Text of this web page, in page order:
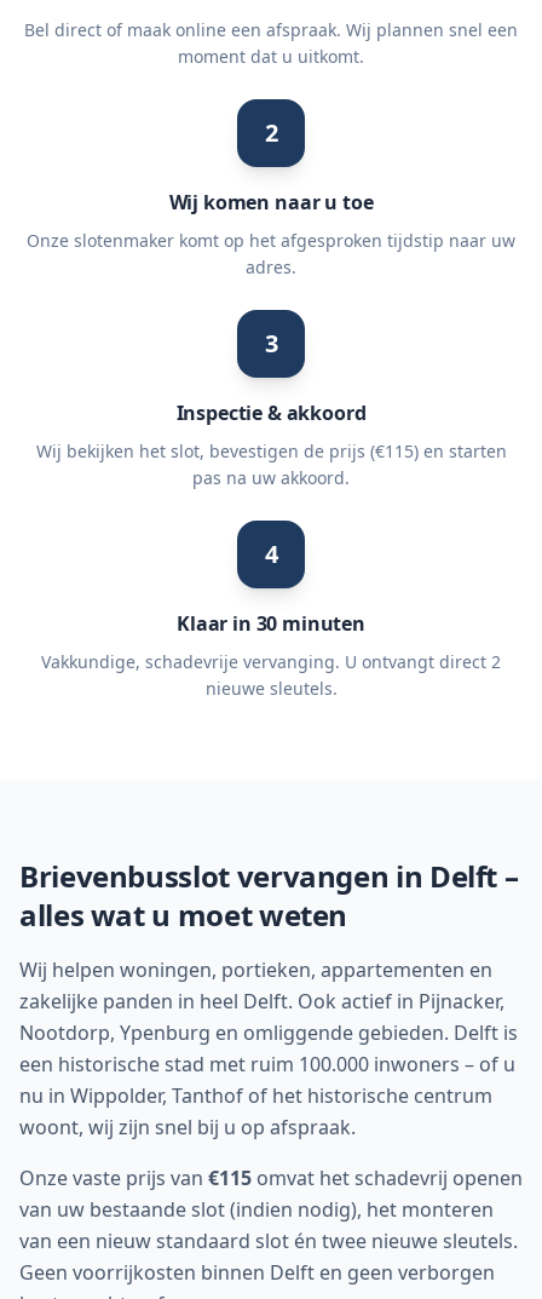
Bel direct of maak online een afspraak. Wij plannen snel een
moment dat u uitkomt.
2
Wij komen naar u toe
Onze slotenmaker komt op het afgesproken tijdstip naar uw
adres.
3
Inspectie & akkoord
Wij bekijken het slot, bevestigen de prijs (€115) en starten
pas na uw akkoord.
4
Klaar in 30 minuten
Vakkundige, schadevrije vervanging. U ontvangt direct 2
nieuwe sleutels.
Brievenbusslot vervangen in Delft –
alles wat u moet weten
Wij helpen woningen, portieken, appartementen en
zakelijke panden in heel Delft. Ook actief in Pijnacker,
Nootdorp, Ypenburg en omliggende gebieden. Delft is
een historische stad met ruim 100.000 inwoners – of u
nu in Wippolder, Tanthof of het historische centrum
woont, wij zijn snel bij u op afspraak.
Onze vaste prijs van €115 omvat het schadevrij openen
van uw bestaande slot (indien nodig), het monteren
van een nieuw standaard slot én twee nieuwe sleutels.
Geen voorrijkosten binnen Delft en geen verborgen